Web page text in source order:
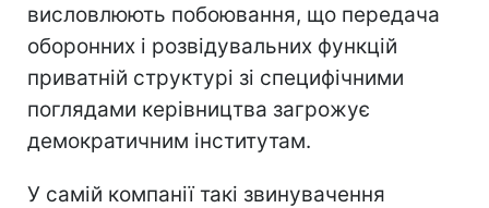
висловлюють побоювання, що передача
оборонних і розвідувальних функцій
приватній структурі зі специфічними
поглядами керівництва загрожує
демократичним інститутам.
У самій компанії такі звинувачення